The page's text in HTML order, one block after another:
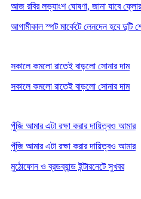
আজ রবির লভ্যাংশ ঘোষণা, জানা যাবে
আগামীকাল স্পট মার্কেটে লেনদেন হবে দুটি
সকালে কমলো রাতেই বাড়লো সোনার দাম
সকালে কমলো রাতেই বাড়লো সোনার দাম
পুঁজি আমার এটা রক্ষা করার দায়িত্বও আমার
পুঁজি আমার এটা রক্ষা করার দায়িত্বও আমার
মুঠোফোন ও ব্রডব্যান্ড ইন্টারনেটে সুখবর